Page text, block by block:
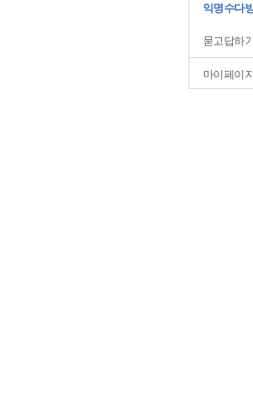
익명수다
묻고답하기
마이페이지